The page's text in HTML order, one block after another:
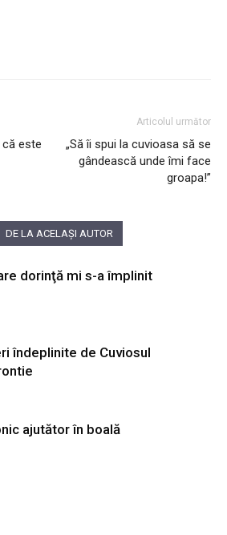
că este
Articolul următor
„Să îi spui la cuvioasa să se
gândească unde îmi face
groapa!”
DE LA ACELAȘI AUTOR
dorinţă mi s-a împlinit
îndeplinite de Cuviosul
ajutător în boală